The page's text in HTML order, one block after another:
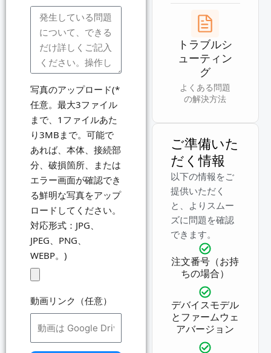
写真のアップロード(*
任意。最大3ファイル
まで、1ファイルあた
り3MBまで。可能で
あれば、本体、接続部
分、破損箇所、または
エラー画面が確認でき
る鮮明な写真をアップ
ロードしてください。
対応形式：JPG、
JPEG、PNG、
WEBP。)
動画リンク（任意）
トラブルシ
ューティン
グ
よくある問題
の解決方法
ご準備いた
だく情報
以下の情報をご
提供いただく
と、よりスムー
ズに問題を確認
できます。
注文番号（お持
ちの場合）
デバイスモデル
とファームウェ
アバージョン